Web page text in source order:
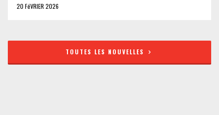
20 FéVRIER 2026
TOUTES LES NOUVELLES